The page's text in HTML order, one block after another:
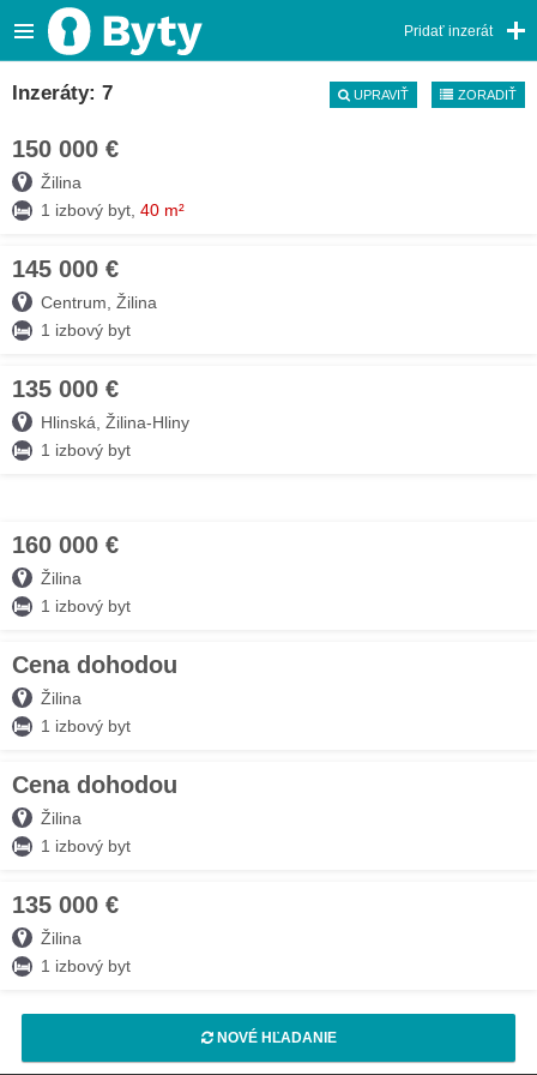
Pridať inzerát
Inzeráty: 7 UPRAVIŤ ZORADIŤ
150 000 €
Žilina
1 izbový byt, 40 m²
145 000 €
Centrum, Žilina
1 izbový byt
135 000 €
Hlinská, Žilina-Hliny
1 izbový byt
160 000 €
Žilina
1 izbový byt
Cena dohodou
Žilina
1 izbový byt
Cena dohodou
Žilina
1 izbový byt
135 000 €
Žilina
1 izbový byt
NOVÉ HĽADANIE